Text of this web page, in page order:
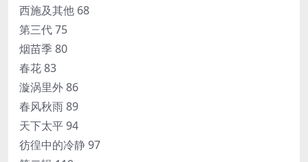
西施及其他 68
第三代 75
烟苗季 80
春花 83
漩涡里外 86
春风秋雨 89
天下太平 94
彷徨中的冷静 97